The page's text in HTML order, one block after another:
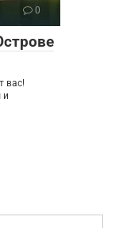
0
вас!
и